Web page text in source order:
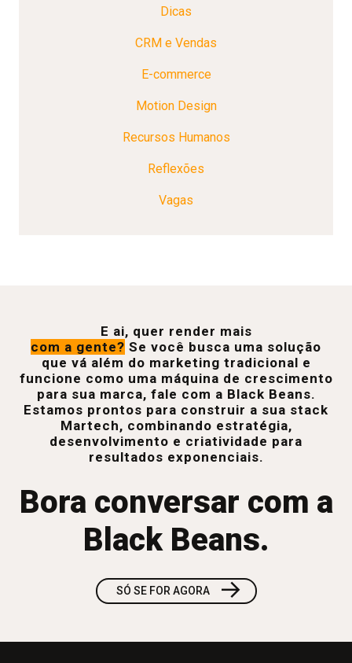
Dicas
CRM e Vendas
E-commerce
Motion Design
Recursos Humanos
Reflexões
Vagas
E ai, quer render mais
com a gente? Se você busca uma solução
que vá além do marketing tradicional e
funcione como uma máquina de crescimento
para sua marca, fale com a Black Beans.
Estamos prontos para construir a sua stack
Martech, combinando estratégia,
desenvolvimento e criatividade para
resultados exponenciais.
Bora conversar com a
Black Beans.
SÓ SE FOR AGORA →